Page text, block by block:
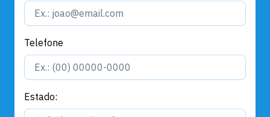
Telefone
Estado: